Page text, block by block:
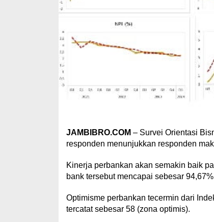
JAMBIBRO.COM – Survei Orientasi
responden menunjukkan responden
Kinerja perbankan akan semakin baik
bank tersebut mencapai sebesar
Optimisme perbankan tecermin dari
tercatat sebesar 58 (zona optimis).